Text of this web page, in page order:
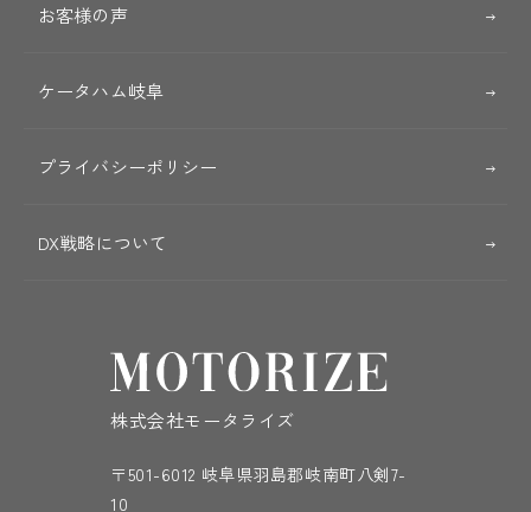
お客様の声
ケータハム岐阜
プライバシーポリシー
DX戦略について
株式会社モータライズ
〒501-6012 岐阜県羽島郡岐南町八剣7-
10